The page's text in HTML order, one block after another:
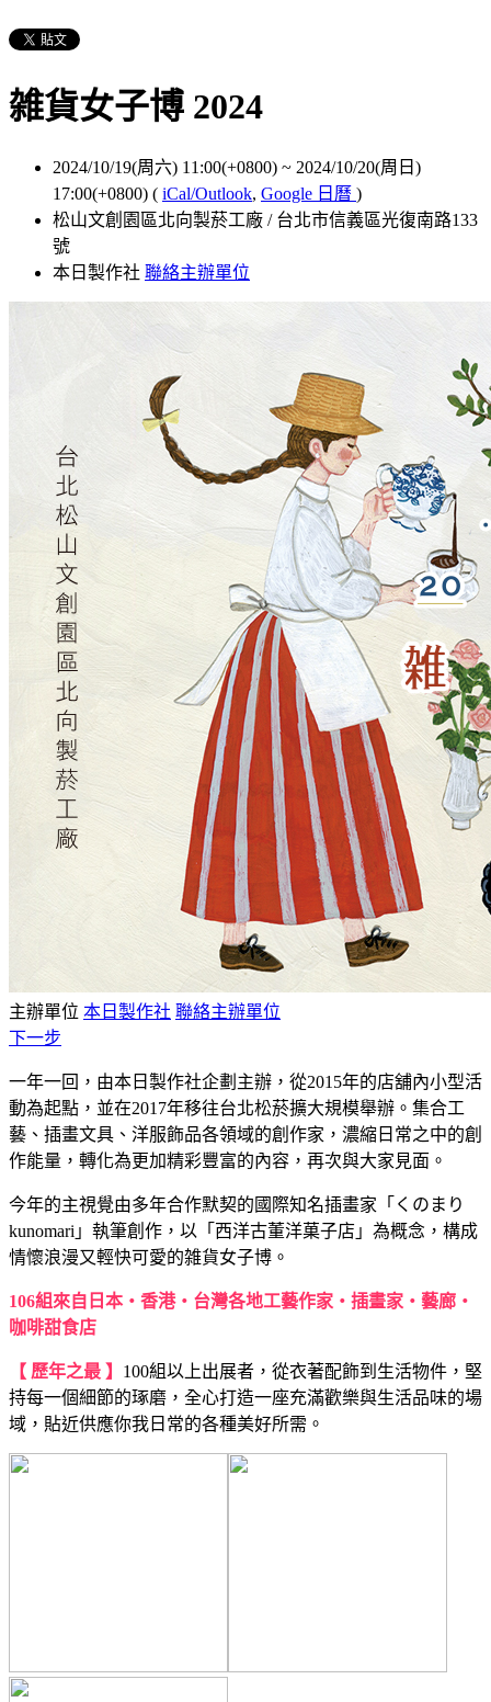
雑貨女子博 2024
2024/10/19(周六) 11:00(+0800) ~ 2024/10/20(周日)
17:00(+0800) ( iCal/Outlook, Google 日曆 )
松山文創園區北向製菸工廠 / 台北市信義區光復南路133
號
本日製作社 聯絡主辦單位
主辦單位 本日製作社 聯絡主辦單位
下一步
一年一回，由本日製作社企劃主辦，從2015年的店舖內小型活
動為起點，並在2017年移往台北松菸擴大規模舉辦。集合工
藝、插畫文具、洋服飾品各領域的創作家，濃縮日常之中的創
作能量，轉化為更加精彩豐富的內容，再次與大家見面。
今年的主視覺由多年合作默契的國際知名插畫家「くのまり
kunomari」執筆創作，以「西洋古董洋菓子店」為概念，構成
情懷浪漫又輕快可愛的雑貨女子博。
106組來自日本‧香港‧台灣各地工藝作家‧插畫家‧藝廊‧
咖啡甜食店
【 歷年之最 】 100組以上出展者，從衣著配飾到生活物件，堅
持每一個細節的琢磨，全心打造一座充滿歡樂與生活品味的場
域，貼近供應你我日常的各種美好所需。